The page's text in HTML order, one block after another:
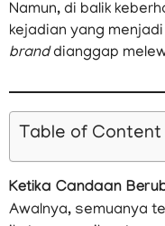
Namun, di balik
kejadian yang
branddianggap
Table of Content
Ketika Candaan
Awalnya, semuanya